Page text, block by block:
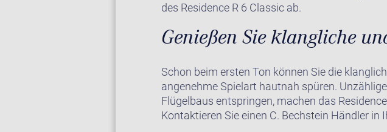
des Residence R 6 Classic ab.
Genießen Sie klangliche
Schon beim ersten Ton können Sie die
angenehme Spielart hautnah spüren.
Flügelbaus entspringen, machen das
Kontaktieren Sie einen C. Bechstein Händler in